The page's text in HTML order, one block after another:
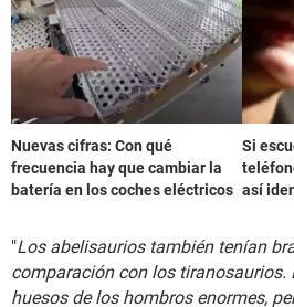
Nuevas cifras: Con qué
frecuencia hay que cambiar la
batería en los coches eléctricos
Si
así
"Los abelisaurios también tenían
comparación con los tiranosaurios.
huesos de los hombros enormes,